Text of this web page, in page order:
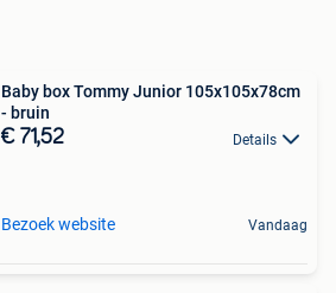
Baby box Tommy Junior 105x105x78cm
- bruin
€ 71,52 Details
Bezoek website Vandaag